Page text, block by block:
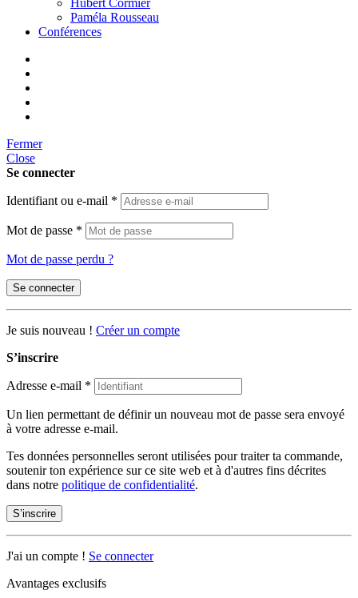
Hubert Cormier
Paméla Rousseau
Conférences
Fermer
Close
Se connecter
Identifiant ou e-mail *
Mot de passe *
Mot de passe perdu ?
Se connecter
Je suis nouveau ! Créer un compte
S’inscrire
Adresse e-mail *
Un lien permettant de définir un nouveau mot de passe sera envoyé
à votre adresse e-mail.
Tes données personnelles seront utilisées pour traiter ta commande,
soutenir ton expérience sur ce site web et à d'autres fins décrites
dans notre politique de confidentialité.
S’inscrire
J'ai un compte ! Se connecter
Avantages exclusifs